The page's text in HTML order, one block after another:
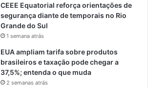
CEEE Equatorial reforça orientações de
segurança diante de temporais no Rio
Grande do Sul
1 semana atrás
EUA ampliam tarifa sobre produtos
brasileiros e taxação pode chegar a
37,5%; entenda o que muda
2 semanas atrás